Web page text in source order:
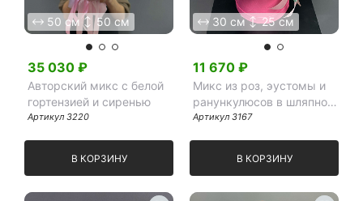
50 см 50 см
35 030 ₽
Авторский микс с белой
гортензией и сиренью
Артикул 3220
В КОРЗИНУ
30 см 25 см
11 670 ₽
Микс из роз, эустомы и
ранункулюсов в шляпной
коробке
Артикул 3167
В КОРЗИНУ